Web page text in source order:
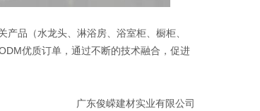
品（水龙头、淋浴房、浴室柜、橱柜、
优质订单，通过不断的技术融合，促进
广东俊嵘建材实业有限公司